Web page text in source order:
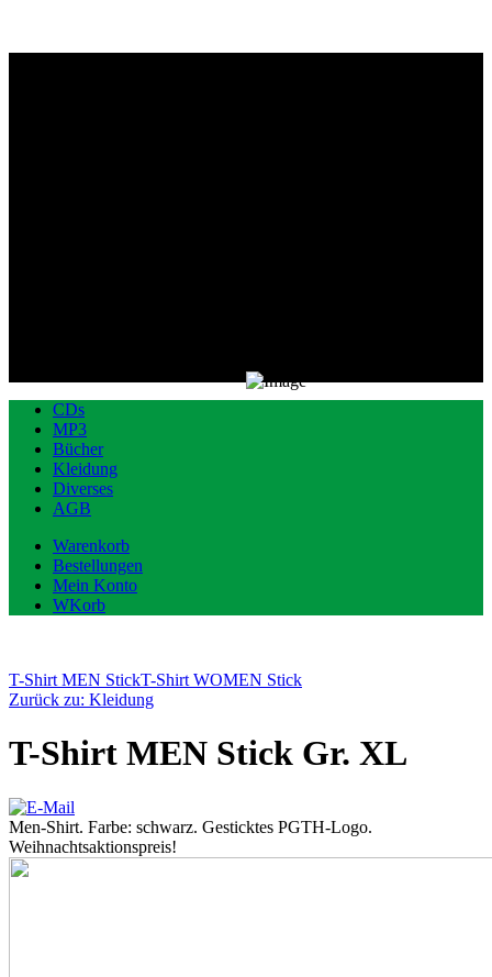
CDs
MP3
Bücher
Kleidung
Diverses
AGB
Warenkorb
Bestellungen
Mein Konto
WKorb
T-Shirt MEN StickT-Shirt WOMEN Stick
Zurück zu: Kleidung
T-Shirt MEN Stick Gr. XL
Men-Shirt. Farbe: schwarz. Gesticktes PGTH-Logo.
Weihnachtsaktionspreis!